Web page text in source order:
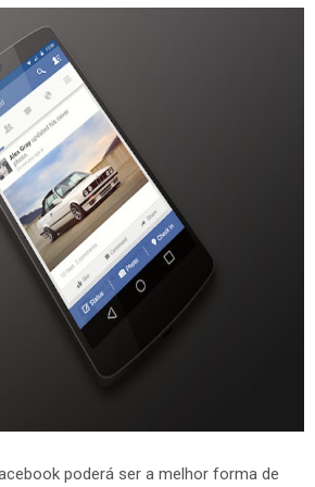
poderá ser a melhor forma de